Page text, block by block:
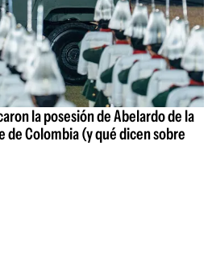
la posesión de Abelardo de la
de Colombia (y qué dicen sobre